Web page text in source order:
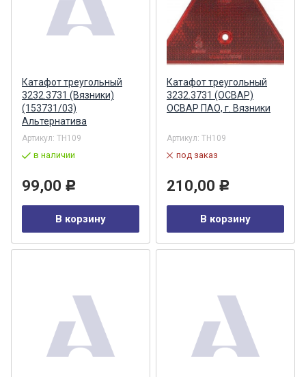
Катафот треугольный
3232.3731 (Вязники)
(153731/03)
Альтернатива
Артикул: ТН109
в наличии
99,00 Р
В корзину
Катафот треугольный
3232.3731 (ОСВАР)
ОСВАР ПАО, г. Вязники
Артикул: ТН109
под заказ
210,00 Р
В корзину